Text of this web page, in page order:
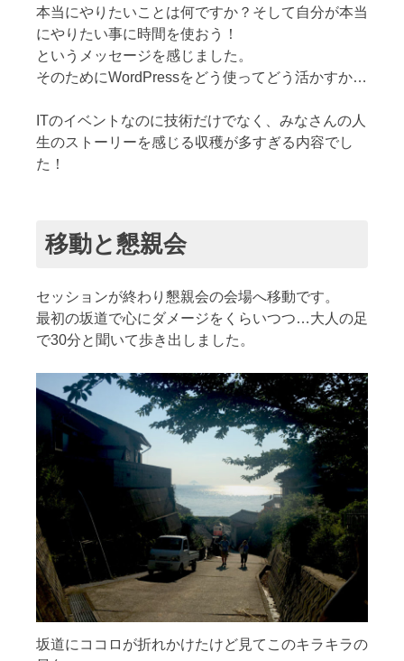
本当にやりたいことは何ですか？そして自分が本当
にやりたい事に時間を使おう！
というメッセージを感じました。
そのためにWordPressをどう使ってどう活かすか…
ITのイベントなのに技術だけでなく、みなさんの人
生のストーリーを感じる収穫が多すぎる内容でし
た！
移動と懇親会
セッションが終わり懇親会の会場へ移動です。
最初の坂道で心にダメージをくらいつつ…大人の足
で30分と聞いて歩き出しました。
坂道にココロが折れかけたけど見てこのキラキラの